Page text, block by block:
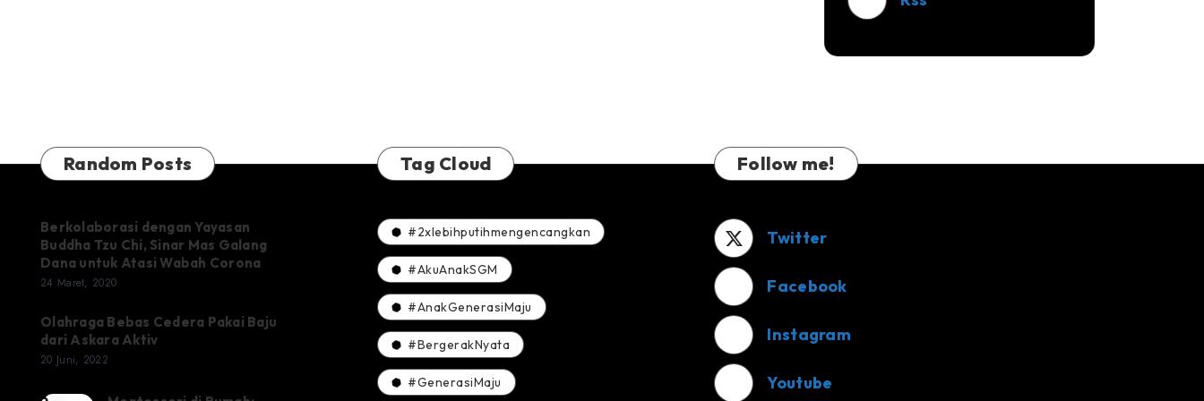
Random Posts
Berkolaborasi dengan Yayasan
Buddha Tzu Chi, Sinar Mas Galang
Dana untuk Atasi Wabah Corona
24 Maret, 2020
Olahraga Bebas Cedera Pakai Baju
dari Askara Aktiv
20 Juni, 2022
Tag Cloud
#2xlebihputihmengencangkan
#AkuAnakSGM
#AnakGenerasiMaju
#BergerakNyata
#GenerasiMaju
Follow me!
Twitter
Facebook
Instagram
Youtube